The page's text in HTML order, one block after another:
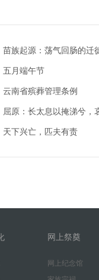
苗族起源：荡气回肠的迁
五月端午节
云南省殡葬管理条例
屈原：长太息以掩涕兮，
天下兴亡，匹夫有责
网上祭奠
网上纪念馆